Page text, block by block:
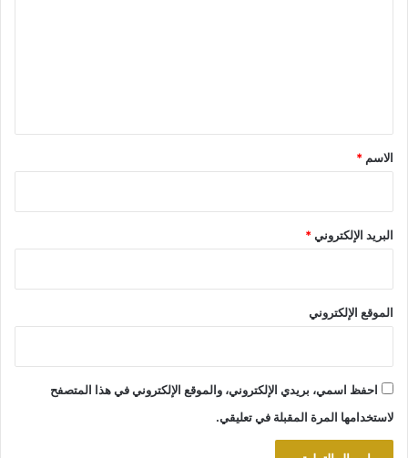
*
الاسم *
البريد الإلكتروني*
الموقع الإلكتروني
احفظ اسمي، بريدي الإلكتروني، والموقع الإلكتروني في هذا المتصفح
لاستخدامها المرة المقبلة في تعليقي.